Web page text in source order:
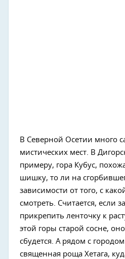
В Северной Осетии много
мистических мест. В
примеру, гора Кубус,
шишку, то ли на
зависимости от того, с
смотреть. Считается, если
прикрепить ленточку к
этой горы старой сосне,
сбудется. А рядом с
священная роща Хетага,